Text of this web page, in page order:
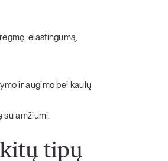
elastingumą,
ir augimo bei kaulų
amžiumi.
tipų